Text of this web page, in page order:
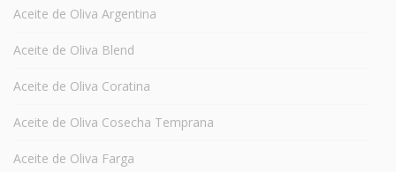
Aceite de Oliva Argentina
Aceite de Oliva Blend
Aceite de Oliva Coratina
Aceite de Oliva Cosecha Temprana
Aceite de Oliva Farga